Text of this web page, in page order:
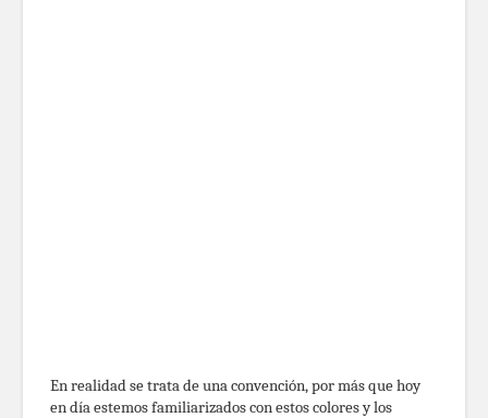
En realidad se trata de una convención, por más que hoy
en día estemos familiarizados con estos colores y los